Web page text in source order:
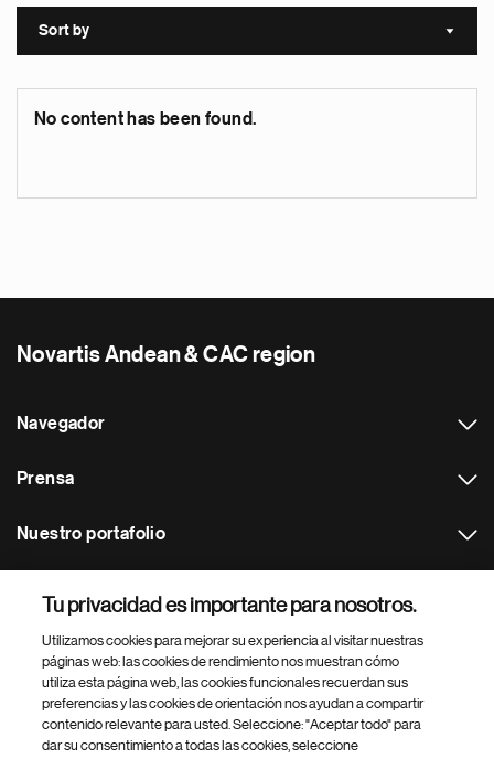
Sort by Sort
No content has been found.
Novartis Andean & CAC region
Navegador
Prensa
Nuestro portafolio
Footer Site Search
Tu privacidad es importante para nosotros.
Utilizamos cookies para mejorar su experiencia al visitar nuestras
páginas web: las cookies de rendimiento nos muestran cómo
utiliza esta página web, las cookies funcionales recuerdan sus
preferencias y las cookies de orientación nos ayudan a compartir
contenido relevante para usted. Seleccione: "Aceptar todo" para
dar su consentimiento a todas las cookies, seleccione